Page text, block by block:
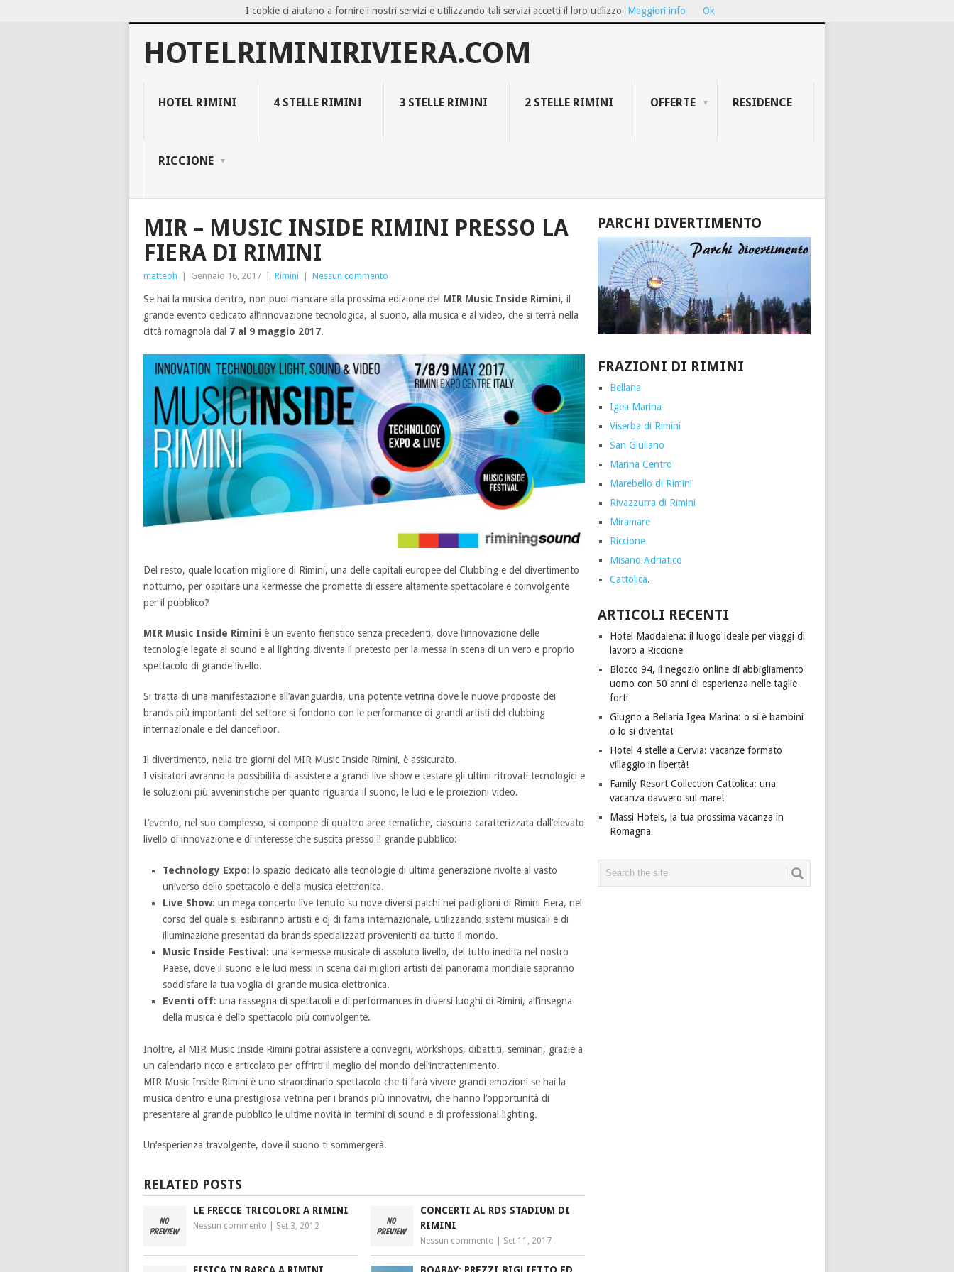
BLOCCO 94, IL NEGOZIO ON... GIUGNO A BELLARIA IGEA M... FAMILY RESORT COLLECTION... TEATRO GALLI DI RIMINI: ...
HOTELRIMINIRIVIERA.COM
HOTEL RIMINI 4 STELLE RIMINI 3 STELLE RIMINI 2 STELLE RIMINI OFFERTE RESIDENCE
RICCIONE
MIR – MUSIC INSIDE RIMINI PRESSO LA
FIERA DI RIMINI
matteoh Gennaio 16, 2017 Rimini Nessun commento
Se hai la musica dentro, non puoi mancare alla prossima edizione del MIR Music Inside Rimini, il
grande evento dedicato all’innovazione tecnologica, al suono, alla musica e al video, che si terrà nella
città romagnola dal 7 al 9 maggio 2017.
Del resto, quale location migliore di Rimini, una delle capitali europee del Clubbing e del divertimento
notturno, per ospitare una kermesse che promette di essere altamente spettacolare e coinvolgente
per il pubblico?
MIR Music Inside Rimini è un evento fieristico senza precedenti, dove l’innovazione delle
tecnologie legate al sound e al lighting diventa il pretesto per la messa in scena di un vero e proprio
spettacolo di grande livello.
Si tratta di una manifestazione all’avanguardia, una potente vetrina dove le nuove proposte dei
brands più importanti del settore si fondono con le performance di grandi artisti del clubbing
internazionale e del dancefloor.
Il divertimento, nella tre giorni del MIR Music Inside Rimini, è assicurato.
I visitatori avranno la possibilità di assistere a grandi live show e testare gli ultimi ritrovati tecnologici e
le soluzioni più avveniristiche per quanto riguarda il suono, le luci e le proiezioni video.
L’evento, nel suo complesso, si compone di quattro aree tematiche, ciascuna caratterizzata dall’elevato
livello di innovazione e di interesse che suscita presso il grande pubblico:
Technology Expo: lo spazio dedicato alle tecnologie di ultima generazione rivolte al vasto
universo dello spettacolo e della musica elettronica.
Live Show: un mega concerto live tenuto su nove diversi palchi nei padiglioni di Rimini Fiera, nel
corso del quale si esibiranno artisti e dj di fama internazionale, utilizzando sistemi musicali e di
illuminazione presentati da brands specializzati provenienti da tutto il mondo.
Music Inside Festival : una kermesse musicale di assoluto livello, del tutto inedita nel nostro
Paese, dove il suono e le luci messi in scena dai migliori artisti del panorama mondiale sapranno
soddisfare la tua voglia di grande musica elettronica.
Eventi off: una rassegna di spettacoli e di performances in diversi luoghi di Rimini, all’insegna
della musica e dello spettacolo più coinvolgente.
Inoltre, al MIR Music Inside Rimini potrai assistere a convegni, workshops, dibattiti, seminari, grazie a
un calendario ricco e articolato per offrirti il meglio del mondo dell’intrattenimento.
MIR Music Inside Rimini è uno straordinario spettacolo che ti farà vivere grandi emozioni se hai la
musica dentro e una prestigiosa vetrina per i brands più innovativi, che hanno l’opportunità di
presentare al grande pubblico le ultime novità in termini di sound e di professional lighting.
Un’esperienza travolgente, dove il suono ti sommergerà.
RELATED POSTS
LE FRECCE TRICOLORI A RIMINI
Nessun commento Set 3, 2012
CONCERTI AL RDS STADIUM DI
RIMINI
Nessun commento Set 11, 2017
PARCHI DIVERTIMENTO
FRAZIONI DI RIMINI
Bellaria
Igea Marina
Viserba di Rimini
San Giuliano
Marina Centro
Marebello di Rimini
Rivazzurra di Rimini
Miramare
Riccione
Misano Adriatico
Cattolica.
ARTICOLI RECENTI
Hotel Maddalena: il luogo ideale per viaggi di
lavoro a Riccione
Blocco 94, il negozio online di abbigliamento
uomo con 50 anni di esperienza nelle taglie
forti
Giugno a Bellaria Igea Marina: o si è bambini
o lo si diventa!
Hotel 4 stelle a Cervia: vacanze formato
villaggio in libertà!
Family Resort Collection Cattolica: una
vacanza davvero sul mare!
Massi Hotels, la tua prossima vacanza in
Romagna
I cookie ci aiutano a fornire i nostri servizi e utilizzando tali servizi accetti il loro utilizzo Maggiori info Ok